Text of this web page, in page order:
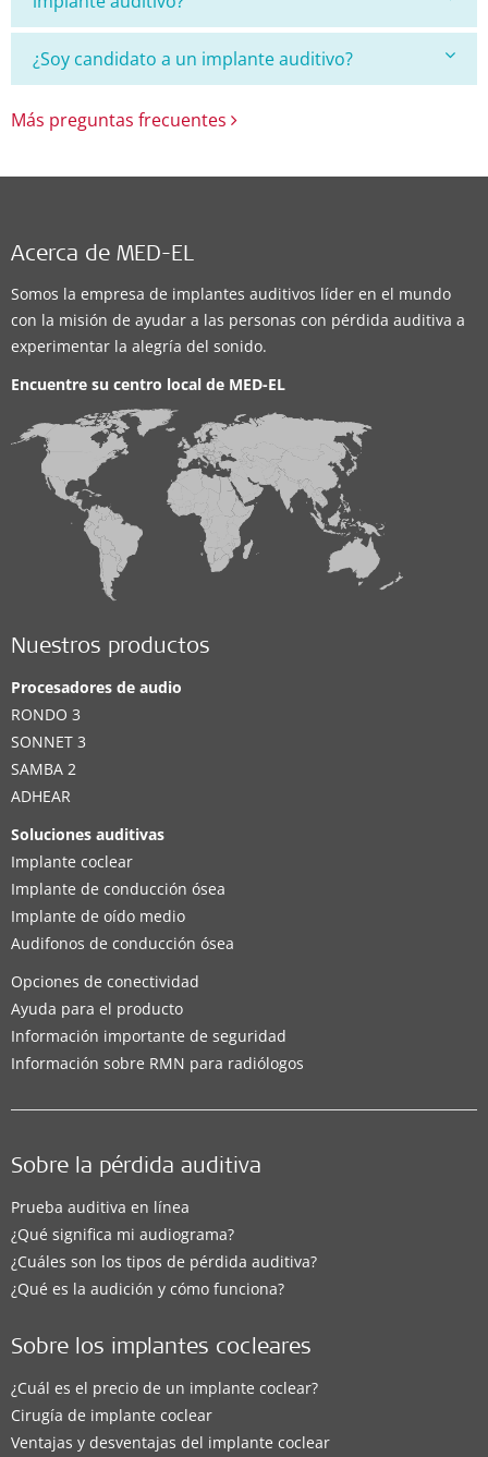
¿Soy candidato a un implante auditivo?
Más preguntas frecuentes
Acerca de MED-EL
Somos la empresa de implantes auditivos líder en el mundo
con la misión de ayudar a las personas con pérdida auditiva a
experimentar la alegría del sonido.
Encuentre su centro local de MED-EL
Nuestros productos
Procesadores de audio
RONDO 3
SONNET 3
SAMBA 2
ADHEAR
Soluciones auditivas
Implante coclear
Implante de conducción ósea
Implante de oído medio
Audifonos de conducción ósea
Opciones de conectividad
Ayuda para el producto
Información importante de seguridad
Información sobre RMN para radiólogos
Sobre la pérdida auditiva
Prueba auditiva en línea
¿Qué significa mi audiograma?
¿Cuáles son los tipos de pérdida auditiva?
¿Qué es la audición y cómo funciona?
Sobre los implantes cocleares
¿Cuál es el precio de un implante coclear?
Cirugía de implante coclear
Ventajas y desventajas del implante coclear